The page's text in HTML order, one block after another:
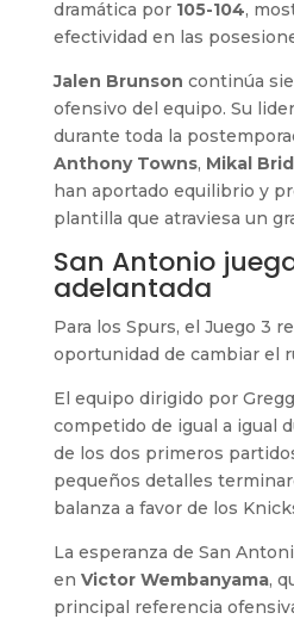
dramática por 105-104,
efectividad en las
Jalen Brunson continúa
ofensivo del equipo. Su
durante toda la
Anthony Towns, Mikal
han aportado equilibrio y
plantilla que atraviesa un
San Antonio
adelantada
Para los Spurs, el Juego 3
oportunidad de cambiar el
El equipo dirigido por
competido de igual a igual
de los dos primeros
pequeños detalles
balanza a favor de los
La esperanza de San
en Victor Wembanyama,
principal referencia